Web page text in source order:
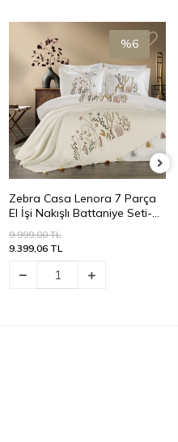
Zebra Casa Lenora 7 Parça
El İşi Nakışlı Battaniye Seti-
9.999,00 TL
9.399,06 TL
%6